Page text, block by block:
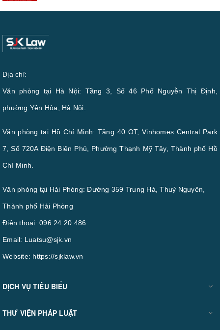
Địa chỉ:
Văn phòng tại Hà Nội: Tầng 3, Số 46 Phố Nguyễn Thị Định,
phường Yên Hòa, Hà Nội.
Văn phòng tại Hồ Chí Minh: Tầng 40 OT, Vinhomes Central Park
7, Số 720A Điện Biên Phủ, Phường Thạnh Mỹ Tây, Thành phố Hồ
Chí Minh.
Văn phòng tại Hải Phòng: Đường 359 Trung Hà, Thuỷ Nguyên,
Thành phố Hải Phòng
Điện thoại: 096 24 20 486
Email: Luatsu@sjk.vn
Website: https://sjklaw.vn
DỊCH VỤ TIÊU BIỂU
THƯ VIỆN PHÁP LUẬT